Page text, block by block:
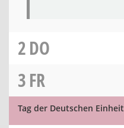
2DO
3FR
Tag der Deutschen Einheit